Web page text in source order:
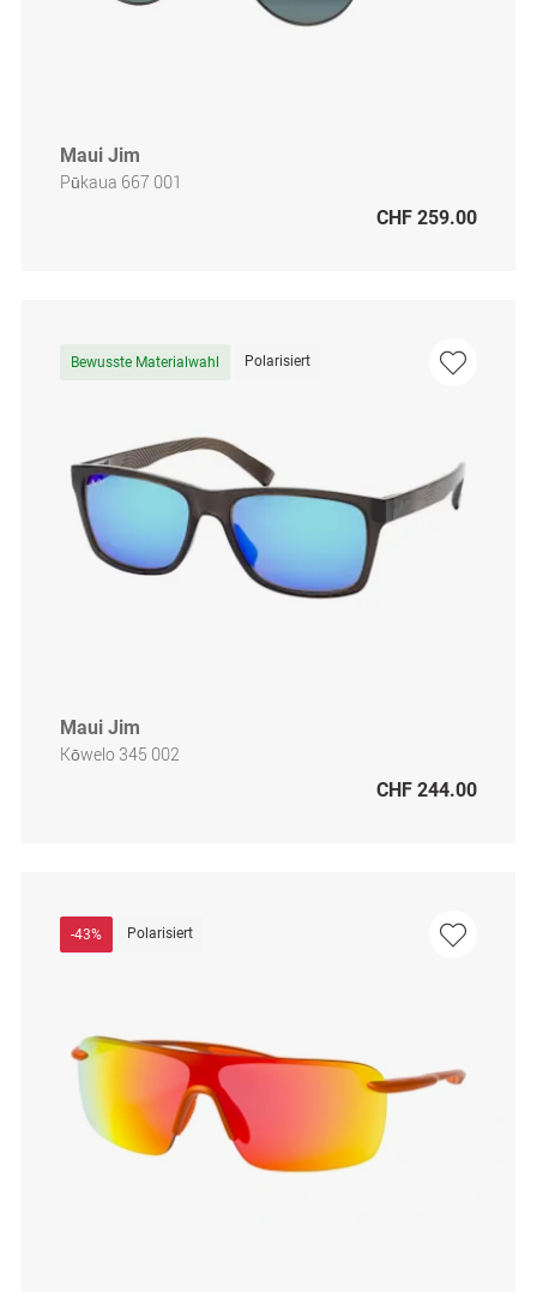
Maui Jim
Pūkaua 667 001
CHF 259.00
Bewusste Materialwahl Polarisiert
Maui Jim
Kōwelo 345 002
CHF 244.00
-43% Polarisiert